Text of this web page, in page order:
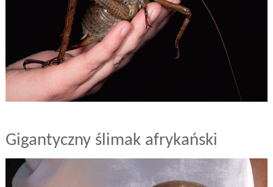
Gigantyczny ślimak afrykański